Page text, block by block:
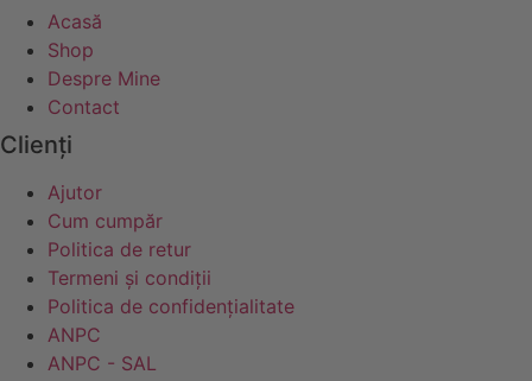
Acasă
Shop
Despre Mine
Contact
Clienți
Ajutor
Cum cumpăr
Politica de retur
Termeni și condiții
Politica de confidențialitate
ANPC
ANPC - SAL